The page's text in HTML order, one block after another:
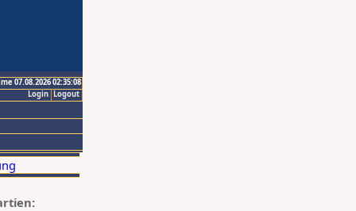
07.08.2026 02:35:08
Logout
Login